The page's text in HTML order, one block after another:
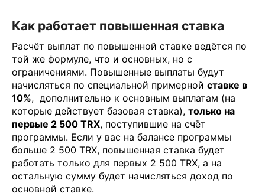
Как работает повышенная ставка
Расчёт выплат по повышенной ставке ведётся по
той же формуле, что и основных, но с
ограничениями. Повышенные выплаты будут
начисляться по специальной примерной ставке в
10%, дополнительно к основным выплатам (на
которые действует базовая ставка), только на
первые 2 500 TRX, поступившие на счёт
программы. Если у вас на балансе программы
больше 2 500 TRX, повышенная ставка будет
работать только для первых 2 500 TRX, а на
остальную сумму будет начисляться доход по
основной ставке.